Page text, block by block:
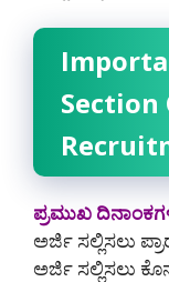
ಪ್ರಮುಖ
ಅರ್ಜಿ ಸಲ್ಲಿಸಲು
ಅರ್ಜಿ ಸಲ್ಲಿಸಲು